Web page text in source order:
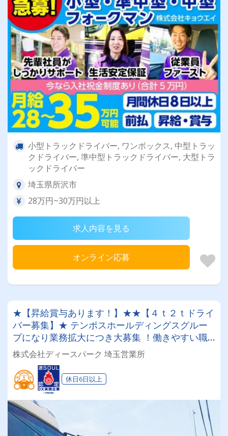
小型トラックドライバー, ワンボックス, 中型トラッ
クドライバー, 準中型トラックドライバー, 大型トラ
ックドライバー
埼玉県所沢市
28万円~30万円以上
求人内容を見る
オンライン応募
★【昇給賞与あります！】★★【４ｔ２ｔドライ
バー募集】★ テンポスホールディングスグルー
プになり業務拡大につき大募集 ！働きやすい職
場です！未経験者もOK！
株式会社ディースパーク 埼玉営業所
休日6日以上